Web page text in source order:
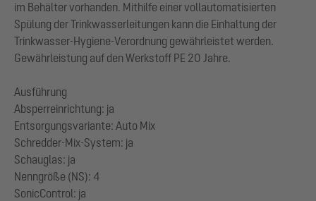
im Behälter vorhanden. Mithilfe einer vollautomatisierten
Spülung der Trinkwasserleitungen kann die Einhaltung der
Trinkwasser-Hygiene-Verordnung gewährleistet werden.
Gewährleistung auf den Werkstoff PE 20 Jahre.
Ausführung
Absperreinrichtung: ja
Entsorgungsvariante: Auto Mix
Schredder-Mix-System: ja
Schauglas: ja
Nenngröße (NS): 4
SonicControl: ja